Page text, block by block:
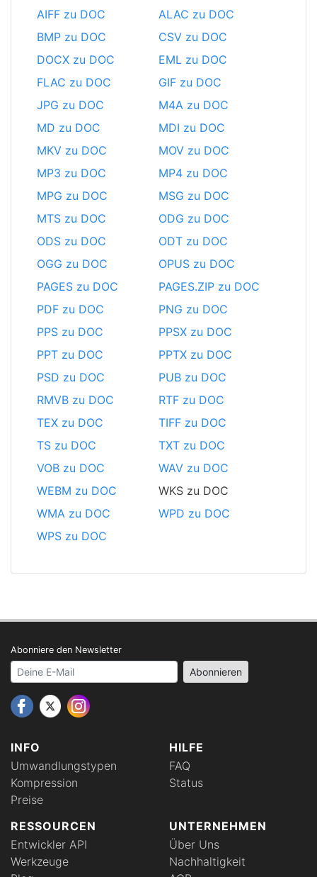
AIFF zu DOC
ALAC zu DOC
BMP zu DOC
CSV zu DOC
DOCX zu DOC
EML zu DOC
FLAC zu DOC
GIF zu DOC
JPG zu DOC
M4A zu DOC
MD zu DOC
MDI zu DOC
MKV zu DOC
MOV zu DOC
MP3 zu DOC
MP4 zu DOC
MPG zu DOC
MSG zu DOC
MTS zu DOC
ODG zu DOC
ODS zu DOC
ODT zu DOC
OGG zu DOC
OPUS zu DOC
PAGES zu DOC
PAGES.ZIP zu DOC
PDF zu DOC
PNG zu DOC
PPS zu DOC
PPSX zu DOC
PPT zu DOC
PPTX zu DOC
PSD zu DOC
PUB zu DOC
RMVB zu DOC
RTF zu DOC
TEX zu DOC
TIFF zu DOC
TS zu DOC
TXT zu DOC
VOB zu DOC
WAV zu DOC
WEBM zu DOC
WKS zu DOC
WMA zu DOC
WPD zu DOC
WPS zu DOC
INFO
Umwandlungstypen
Kompression
Preise
HILFE
FAQ
Status
RESSOURCEN
Entwickler API
Werkzeuge
UNTERNEHMEN
Über Uns
Nachhaltigkeit
Abonniere den Newsletter
Your email address Abonnieren